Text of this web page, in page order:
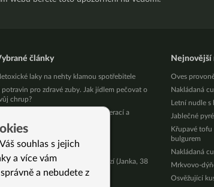
články
laky na nehty klamou spotřebitele
potravin pro zdravé zuby. Jak jídlem pečovat o
chrup?
uchránit děti před zbytečnou operací a
pro krásu
kameny
pár správných návyků a kila mizí (Janka, 38
Nejnovější
Oves
Nakládaná
Letní nudle s
Jablečné
Křupavé tofu
bulgurem
Nakládaná
Mrkvovo-
Osvěžující
souhlas s jejich
a více vám
a nebudete z